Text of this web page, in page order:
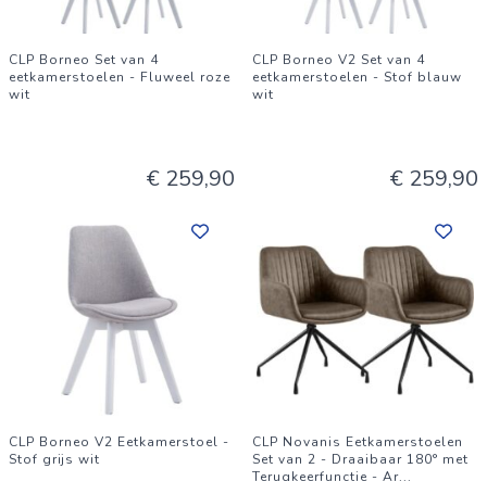
CLP Borneo Set van 4
eetkamerstoelen - Fluweel roze
wit
€ 259,90
CLP Borneo V2 Set van 4
eetkamerstoelen - Stof blauw
wit
€ 259,90
CLP Borneo V2 Eetkamerstoel -
Stof grijs wit
CLP Novanis Eetkamerstoelen
Set van 2 - Draaibaar 180° met
Terugkeerfunctie - Ar...